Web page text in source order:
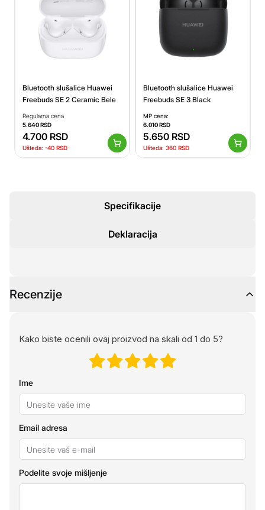
Bluetooth slušalice Huawei
Freebuds SE 2 Ceramic Bele
Regularna cena
5.640RSD
4.700 RSD
Ušteda: -40 RSD
Bluetooth slušalice Huawei
Freebuds SE 3 Black
MP cena:
6.010RSD
5.650 RSD
Ušteda: 360 RSD
Specifikacije
Deklaracija
Recenzije
Kako biste ocenili ovaj proizvod na skali od 1 do 5?
Ime
Email adresa
Podelite svoje mišljenje